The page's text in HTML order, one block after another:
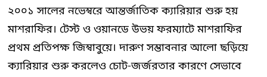
২০০১ সালের নভেম্বরে আন্তর্জাতিক ক্যারিয়ার শুরু হয়
মাশরাফির। টেস্ট ও ওয়ানডে উভয় ফরম্যাটে মাশরাফির
প্রথম প্রতিপক্ষ জিম্বাবুয়ে। দারুণ সম্ভাবনার আলো ছড়িয়ে
ক্যারিয়ার শুরু করলেও চোট-জর্জরতার কারণে সেভাবে